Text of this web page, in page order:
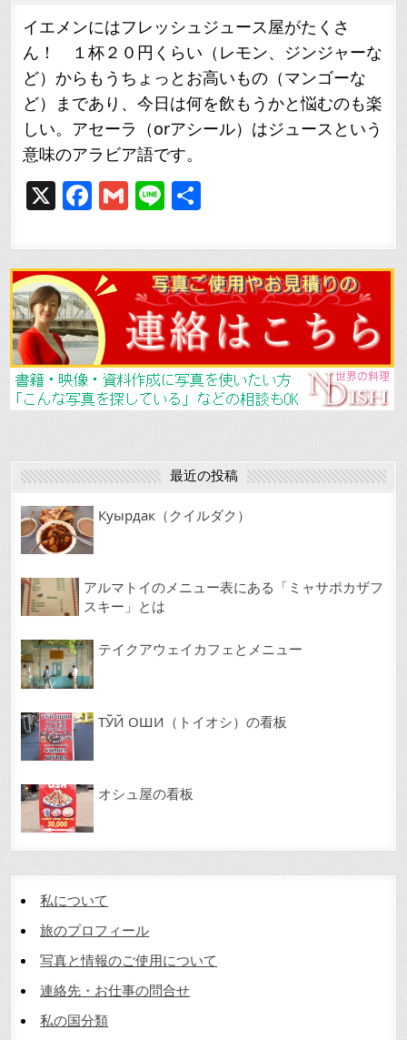
イエメンにはフレッシュジュース屋がたくさ
ん！ １杯２０円くらい（レモン、ジンジャーな
ど）からもうちょっとお高いもの（マンゴーな
ど）まであり、今日は何を飲もうかと悩むのも楽
しい。アセーラ（orアシール）はジュースという
意味のアラビア語です。
X F
c
e
b
o
o
k
G
ai
l
Li
e
最近の投稿
Куырдак（クイルダク）
アルマトイのメニュー表にある「ミャサポカザフ
スキー」とは
テイクアウェイカフェとメニュー
ТЎЙ ОШИ（トイオシ）の看板
オシュ屋の看板
私について
旅のプロフィール
写真と情報のご使用について
連絡先・お仕事の問合せ
私の国分類